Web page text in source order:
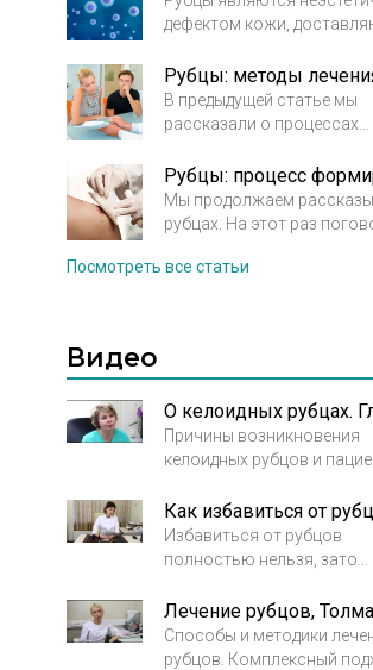
дефектом кожи,
психологический, но и
физический дискомфорт. В
большинстве случаев их
механизм заживления
повреждений кожи и
возникновения рубцов.
В предыдущей статье мы
рассказали о процессах
предупреждении его
Сегодня обсудим методы
и коррекции.Вид лечения
врачом в зависимости от
Мы продолжаем
рубцах. На этот раз
заживления рубца и
нарушение целостного
Посмотреть все статьи
Видео
Причины возникновения
келоидных рубцов и
возникновению.
способы борьбы с
рубцами.
Избавиться от рубцов
полностью нельзя, зато
мягче. Интервью с
дерматовенерологом
Анной Сергеевной.
Способы и методики
рубцов. Комплексный